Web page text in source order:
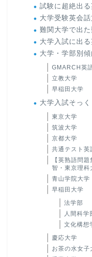
試験に超絶出
大学受験英会
難関大学で出た
大学入試に出
大学・学部別傾
GMARCH英
立教大学
早稲田大学
大学入試そっ
東京大学
筑波大学
京都大学
共通テスト英
【英熟語問
智・東京理科
青山学院大学
早稲田大学
法学部
人間科学
文化構想
慶応大学
お茶の水女子